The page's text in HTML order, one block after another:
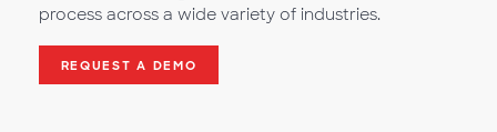
process across a wide variety of industries.
REQUEST A DEMO